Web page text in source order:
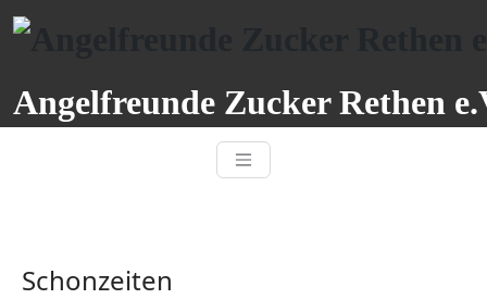
Zum
Inhalt
Angelfreunde Zucker Rethen
Schonzeiten